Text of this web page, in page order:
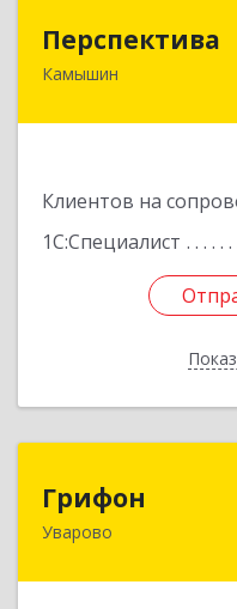
Перспектива
Камышин
Клиентов на
1С:Специалист
Грифон
Уварово
393461,